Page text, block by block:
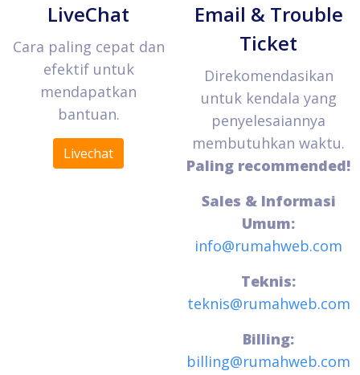
LiveChat
Cara paling cepat dan
efektif untuk
mendapatkan
bantuan.
Livechat
Email & Trouble
Ticket
Direkomendasikan
untuk kendala yang
penyelesaiannya
membutuhkan waktu.
Paling recommended!
Sales & Informasi
Umum:
info@rumahweb.com
Teknis:
teknis@rumahweb.com
Billing:
billing@rumahweb.com